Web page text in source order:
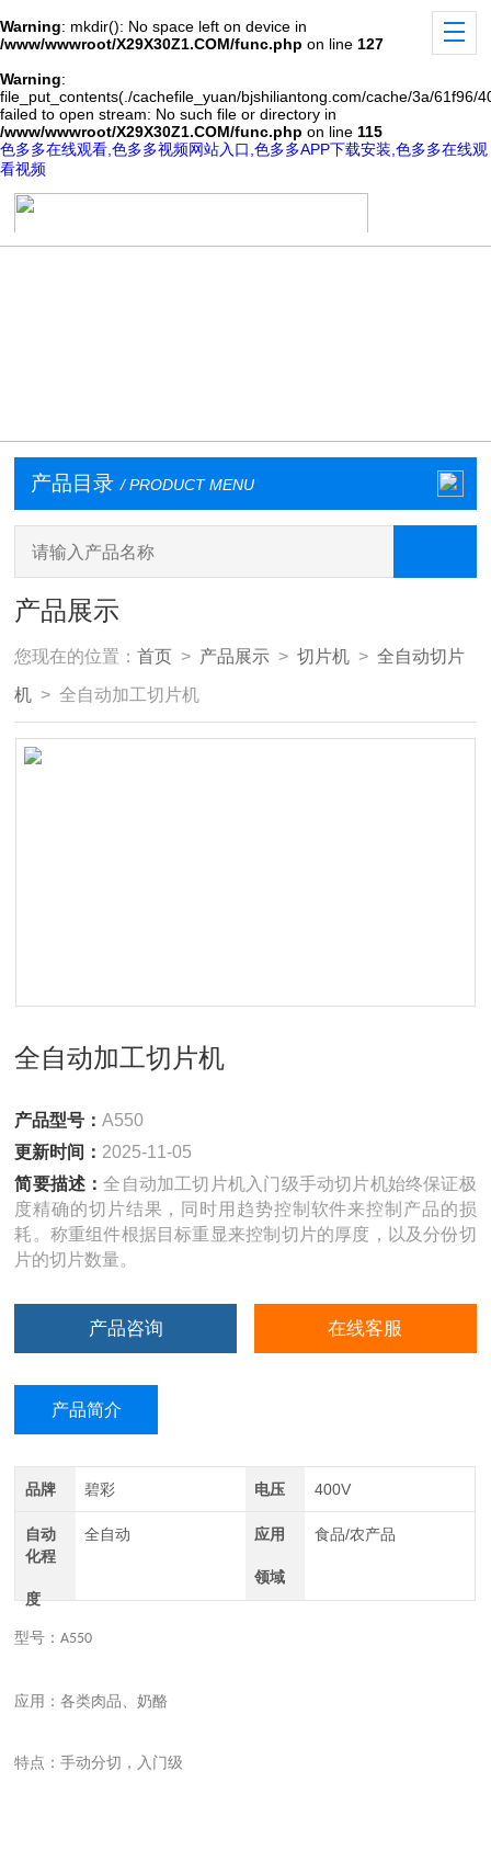
Warning: mkdir(): No space left on device in
/www/wwwroot/X29X30Z1.COM/func.php on line 127
Warning:
file_put_contents(./cachefile_yuan/bjshiliantong.com/cache/3a/61f96/
failed to open stream: No such file or directory in
/www/wwwroot/X29X30Z1.COM/func.php on line 115
色多多在线观看,色多多视频网站入口,色多多APP下载安装,色多多在线观
看视频
产品目录 / PRODUCT MENU
产品展示
您现在的位置：首页 > 产品展示 >切片机 >全自动切片
机 > 全自动加工切片机
全自动加工切片机
产品型号：A550
更新时间： 2025-11-05
简要描述：全自动加工切片机入门级手动切片机始终保证极
度精确的切片结果，同时用趋势控制软件来控制产品的损
耗。称重组件根据目标重显来控制切片的厚度，以及分份切
片的切片数量。
产品咨询 在线客服
产品简介
品牌 碧彩 电压 400V
自动
化程
度
全自动 应用
领域
食品/农产品
型号：A550
应用：各类肉品、奶酪
特点：手动分切，入门级